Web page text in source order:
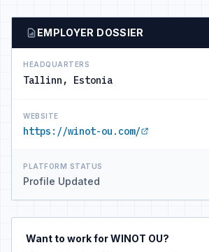
EMPLOYER DOSSIER
HEADQUARTERS
Tallinn, Estonia
WEBSITE
https://winot-ou.com/
PLATFORM STATUS
Profile Updated
Want to work for WINOT OU?